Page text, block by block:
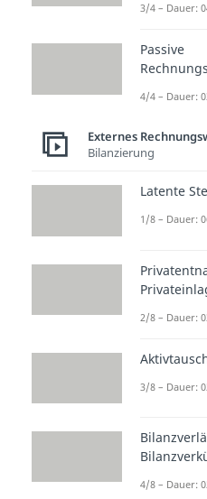
gleich,
3/4 – Dauer:
Passive
4/4 – Dauer:
Externes
Bilanzierung
Latente
1/8 – Dauer:
2/8 – Dauer:
3/8 – Dauer:
4/8 – Dauer: